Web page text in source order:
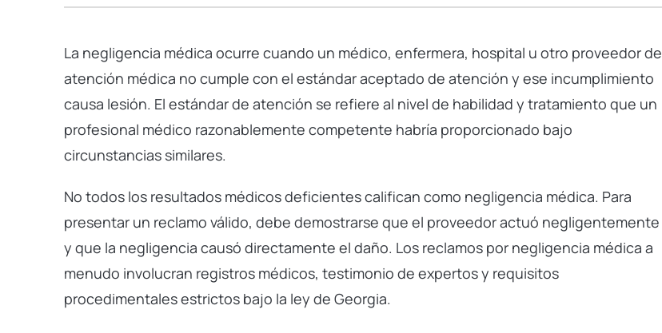
La negligencia médica ocurre cuando un médico, enfermera, hospital u otro proveedor de
atención médica no cumple con el estándar aceptado de atención y ese incumplimiento
causa lesión. El estándar de atención se refiere al nivel de habilidad y tratamiento que un
profesional médico razonablemente competente habría proporcionado bajo
circunstancias similares.
No todos los resultados médicos deficientes califican como negligencia médica. Para
presentar un reclamo válido, debe demostrarse que el proveedor actuó negligentemente
y que la negligencia causó directamente el daño. Los reclamos por negligencia médica a
menudo involucran registros médicos, testimonio de expertos y requisitos
procedimentales estrictos bajo la ley de Georgia.